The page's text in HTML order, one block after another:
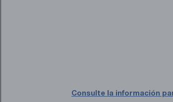
Consulte la información